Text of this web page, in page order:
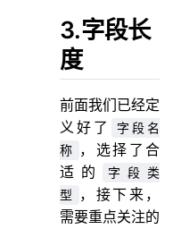
3.字段长
度
前面我们已经定
义好了
字段名
称
，选择了合
适的
字段类
型
，接下来，
需要重点关注的